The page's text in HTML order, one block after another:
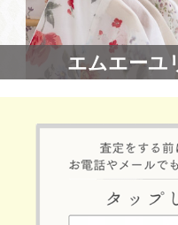
エムエーユ